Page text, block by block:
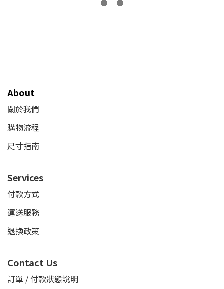
About
關於我們
購物流程
尺寸指南
Services
付款方式
運送服務
退換政策
Contact Us
訂單 / 付款狀態說明